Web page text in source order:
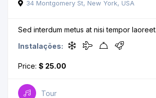
34 Montgomery St, New York, USA
Sed interdum metus at nisi tempor
Instalações:
Price: $ 25.00
Tour